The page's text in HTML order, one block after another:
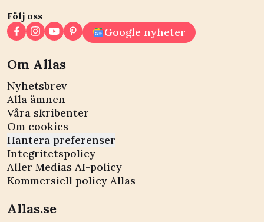
Följ oss
Google nyheter
Om Allas
Nyhetsbrev
Alla ämnen
Våra skribenter
Om cookies
Hantera preferenser
Integritetspolicy
Aller Medias AI-policy
Kommersiell policy Allas
Allas.se